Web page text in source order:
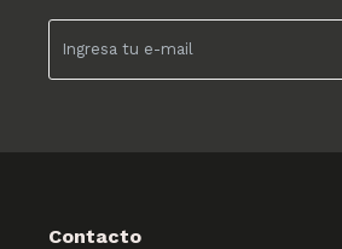
Contacto